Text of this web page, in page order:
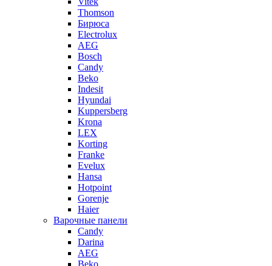
Thomson
Бирюса
Electrolux
AEG
Bosch
Candy
Beko
Indesit
Hyundai
Kuppersberg
Krona
LEX
Korting
Franke
Evelux
Hansa
Hotpoint
Gorenje
Haier
Варочные панели
Candy
Darina
AEG